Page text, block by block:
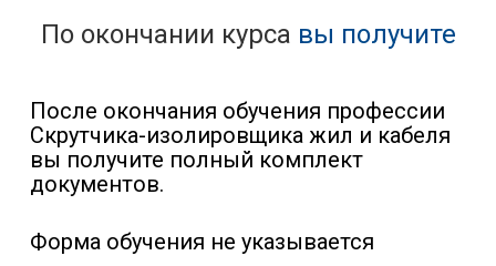
По окончании курса вы получите
После окончания обучения профессии
Скрутчика-изолировщика жил и кабеля
вы получите полный комплект
документов.
Форма обучения не указывается